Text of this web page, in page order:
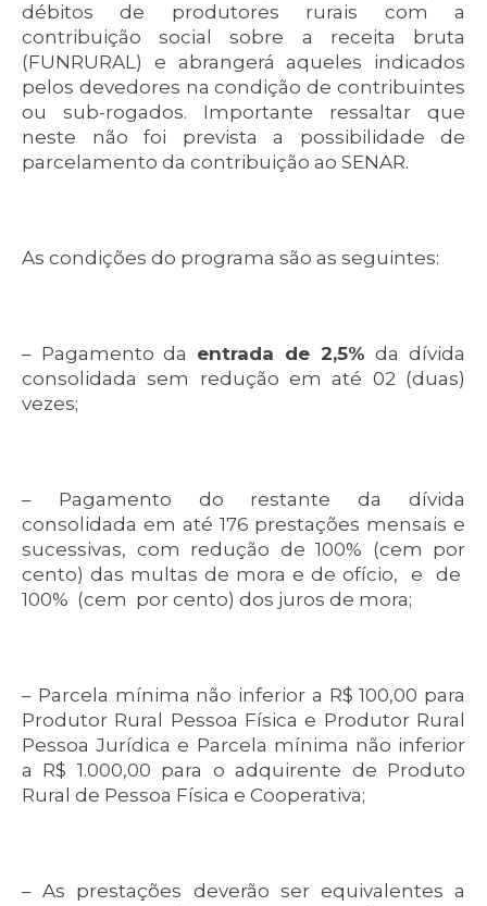
débitos de produtores rurais com a
contribuição social sobre a receita bruta
(FUNRURAL) e abrangerá aqueles indicados
pelos devedores na condição de contribuintes
ou sub-rogados. Importante ressaltar que
neste não foi prevista a possibilidade de
parcelamento da contribuição ao SENAR.
As condições do programa são as seguintes:
– Pagamento da entrada de 2,5%da dívida
consolidada sem redução em até 02 (duas)
vezes;
– Pagamento do restante da dívida
consolidada em até 176 prestações mensais e
sucessivas, com redução de 100% (cem por
cento) das multas de mora e de ofício, e de
100% (cem por cento) dos juros de mora;
– Parcela mínima não inferior a R$ 100,00 para
Produtor Rural Pessoa Física e Produtor Rural
Pessoa Jurídica e Parcela mínima não inferior
a R$ 1.000,00 para o adquirente de Produto
Rural de Pessoa Física e Cooperativa;
– As prestações deverão ser equivalentes a